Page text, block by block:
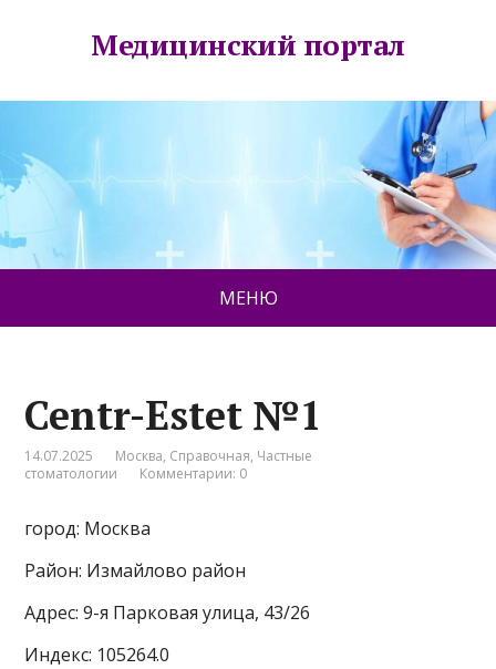
Медицинский портал
МЕНЮ
Centr-Estet №1
14.07.2025 Москва, Справочная, Частные
стоматологии
Комментарии: 0
город: Москва
Район: Измайлово район
Адрес: 9-я Парковая улица, 43/26
Индекс: 105264.0